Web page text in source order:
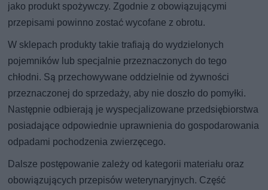
jako produkt spożywczy. Zgodnie z obowiązującymi
przepisami powinno zostać wycofane z obrotu.
W sklepach produkty takie trafiają do wydzielonych
pojemników lub specjalnie przeznaczonych do tego
chłodni. Są przechowywane oddzielnie od żywności
przeznaczonej do sprzedaży, aby nie doszło do pomyłki.
Następnie odbierają je wyspecjalizowane przedsiębiorstwa
posiadające odpowiednie uprawnienia do gospodarowania
odpadami pochodzenia zwierzęcego.
Dalsze postępowanie zależy od kategorii materiału oraz
obowiązujących przepisów weterynaryjnych. Część